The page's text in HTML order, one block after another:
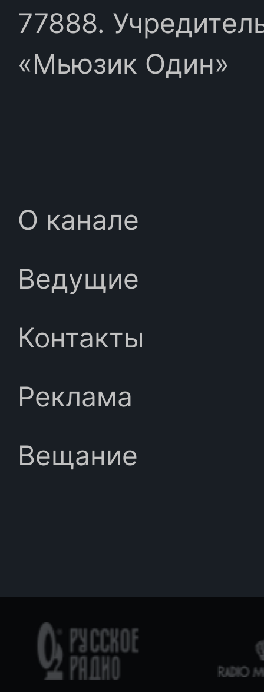
77888.
«Мьюзик Один»
О канале
Ведущие
Контакты
Реклама
Вещание